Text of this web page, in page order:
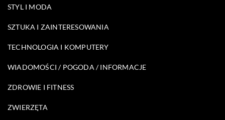
STYL I MODA
SZTUKA I ZAINTERESOWANIA
TECHNOLOGIA I KOMPUTERY
WIADOMOŚCI / POGODA / INFORMACJE
ZDROWIE I FITNESS
ZWIERZĘTA